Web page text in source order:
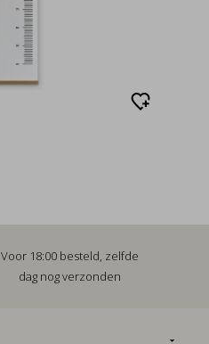
Voor 18:00 besteld, zelfde
dag nog verzonden